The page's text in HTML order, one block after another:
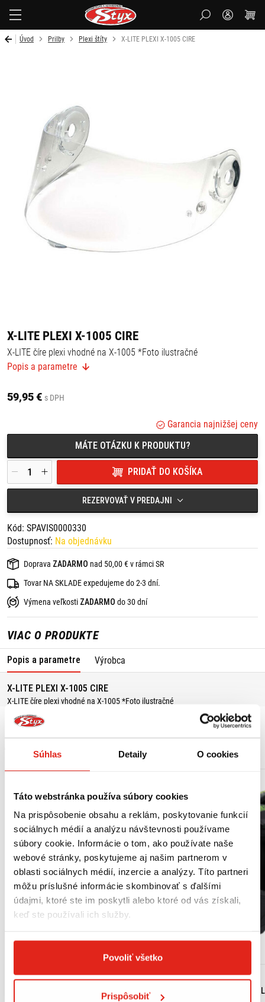
Súhlas Detaily O cookies
Táto webstránka používa súbory cookies
Na prispôsobenie obsahu a reklám, poskytovanie funkcií
sociálnych médií a analýzu návštevnosti používame
súbory cookie. Informácie o tom, ako používate naše
webové stránky, poskytujeme aj našim partnerom v
oblasti sociálnych médií, inzercie a analýzy. Títo partneri
môžu príslušné informácie skombinovať s ďalšími
údajmi, ktoré ste im poskytli alebo ktoré od vás získali,
keď ste používali ich služby.
Povoliť všetko
Prispôsobiť
Úvod Prilby Plexi štíty X-LITE PLEXI X-1005 CIRE
X-LITE PLEXI X-1005 CIRE
X-LITE číre plexi vhodné na X-1005 *Foto ilustračné
Popis a parametre
59,95 € s DPH
Garancia najnižšej ceny
MÁTE OTÁZKU K PRODUKTU?
PRIDAŤ DO KOŠÍKA
REZERVOVAŤ V PREDAJNI
Kód: SPAVIS0000330
Dostupnosť: Na objednávku
Doprava ZADARMO nad 50,00 € v rámci SR
Tovar NA SKLADE expedujeme do 2-3 dní.
Výmena veľkosti ZADARMO do 30 dní
VIAC O PRODUKTE
Popis a parametre Výrobca
X-LITE PLEXI X-1005 CIRE
X-LITE číre plexi vhodné na X-1005 *Foto ilustračné
18,15 € s DPH
HONDA ORIGINAL MOTOROVÝ OLEJ 10W-30 MB
99,95 € s DPH
SHIRO ENDURO